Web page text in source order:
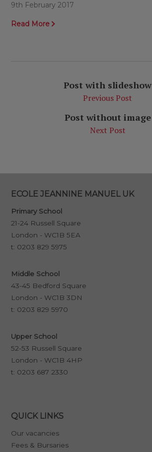
9th February 2017
Read More
Post with slideshow
Previous Post
Post without image
Next Post
ECOLE JEANNINE MANUEL UK
Primary School
21-24 Russell Square
London - WC1B 5EA
t: 0203 829 5975
Middle School
43-45 Bedford Square
London - WC1B 3DN
t: 0203 829 5970
Upper School
52-53 Russell Square
London - WC1B 4HP
t: 0203 687 2330
QUICK LINKS
Our vacancies
Fees & Bursaries